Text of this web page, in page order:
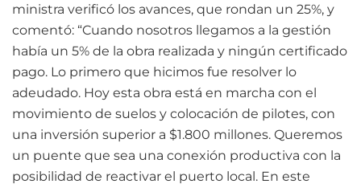
ministra verificó los avances, que rondan un 25%, y
comentó: “Cuando nosotros llegamos a la gestión
había un 5% de la obra realizada y ningún certificado
pago. Lo primero que hicimos fue resolver lo
adeudado. Hoy esta obra está en marcha con el
movimiento de suelos y colocación de pilotes, con
una inversión superior a $1.800 millones. Queremos
un puente que sea una conexión productiva con la
posibilidad de reactivar el puerto local. En este